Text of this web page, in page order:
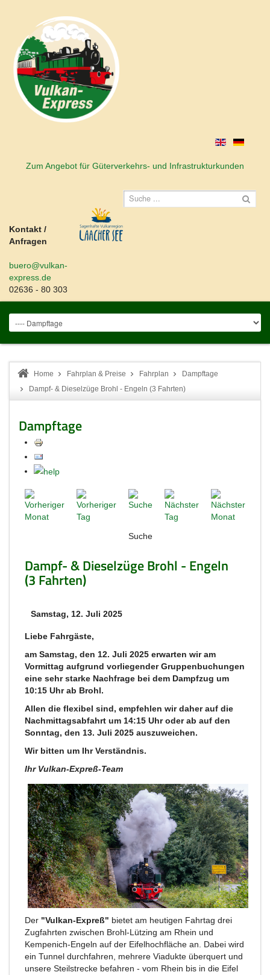
Zum Angebot für Güterverkehrs- und Infrastrukturkunden
Kontakt /
Anfragen
buero@vulkan-
express.de
02636 - 80 303
Home Fahrplan & Preise Fahrplan
Dampftage
Dampf- & Dieselzüge Brohl - Engeln (3 Fahrten)
Dampftage
Suche
Dampf- & Dieselzüge Brohl - Engeln
(3 Fahrten)
Samstag, 12. Juli 2025
Liebe Fahrgäste,
am Samstag, den 12. Juli 2025 erwarten wir am
Vormittag aufgrund vorliegender Gruppenbuchungen
eine sehr starke Nachfrage bei dem Dampfzug um
10:15 Uhr ab Brohl.
Allen die flexibel sind, empfehlen wir daher auf die
Nachmittagsabfahrt um 14:15 Uhr oder ab auf den
Sonntag, den 13. Juli 2025 auszuweichen.
Wir bitten um Ihr Verständnis.
Ihr Vulkan-Expreß-Team
Der "Vulkan-Expreß" bietet am heutigen Fahrtag drei
Zugfahrten zwischen Brohl-Lützing am Rhein und
Kempenich-Engeln auf der Eifelhochfläche an. Dabei wird
ein Tunnel durchfahren, mehrere Viadukte überquert und
unsere Steilstrecke befahren - vom Rhein bis in die Eifel